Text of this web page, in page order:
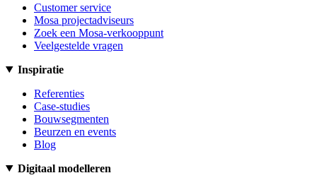
Customer service
Mosa projectadviseurs
Zoek een Mosa-verkooppunt
Veelgestelde vragen
Inspiratie
Referenties
Case-studies
Bouwsegmenten
Beurzen en events
Blog
Digitaal modelleren